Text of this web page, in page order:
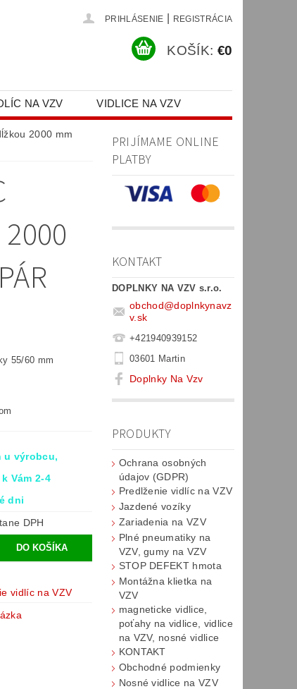
PRIHLÁSENIE REGISTRÁCIA
KOŠÍK: €0
NA VZV VIDLICE NA VZV
2000 mm
55/60 mm
u výrobcu,
Vám 2-4
dni
vrátane DPH
vidlíc na VZV
PRIJÍMAME ONLINE
PLATBY
KONTAKT
DOPLNKY NA VZV s.r.o.
obchod@doplnkynavz
v.sk
+421940939152
03601 Martin
Doplnky Na Vzv
PRODUKTY
Ochrana osobných
údajov (GDPR)
Predlženie vidlíc na VZV
Jazdené vozíky
Zariadenia na VZV
Plné pneumatiky na
VZV, gumy na VZV
STOP DEFEKT hmota
Montážna klietka na
VZV
magneticke vidlice,
poťahy na vidlice, vidlice
na VZV, nosné vidlice
KONTAKT
Obchodné podmienky
Nosné vidlice na VZV